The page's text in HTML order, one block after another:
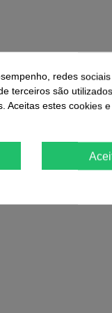
Também
Kit
Rolo
redes sociais
terceiros são
Aceitas estes cookies